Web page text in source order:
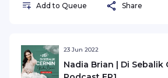
Sebalik Cermin bersama Yassin Senario.
Add to Queue Share
23 Jun 2022
Nadia Brian | Di Sebalik